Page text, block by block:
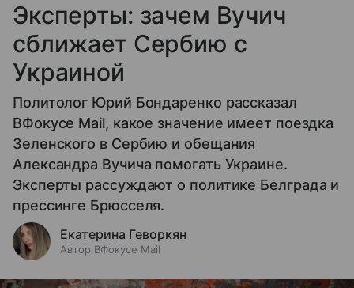
Эксперты: зачем Вучич
сближает Сербию с
Украиной
Политолог Юрий Бондаренко рассказал
ВФокусе Mail, какое значение имеет поездка
Зеленского в Сербию и обещания
Александра Вучича помогать Украине.
Эксперты рассуждают о политике Белграда и
прессинге Брюсселя.
Екатерина Геворкян
Автор ВФокусе Mail